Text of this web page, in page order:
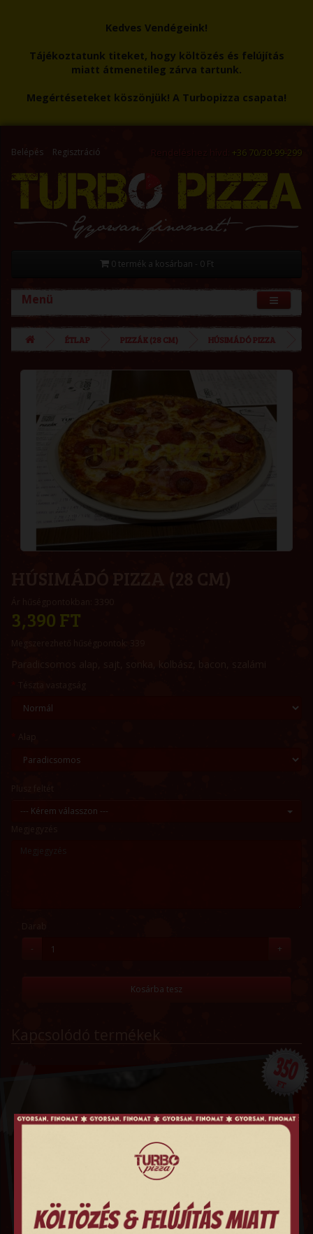
Kedves Vendégeink!
Tájékoztatunk titeket, hogy költözés és felújítás
miatt átmenetileg zárva tartunk.
Megértéseteket köszönjük! A Turbopizza csapata!
Belépés Regisztráció Rendeléshez hívd: +36 70/30-99-299
0 termék a kosárban - 0 Ft
Menü
ÉTLAP PIZZÁK (28 CM) HÚSIMÁDÓ PIZZA
3,390 FT
--- Kérem válasszon ---
-
+
Kosárba tesz
350
FT